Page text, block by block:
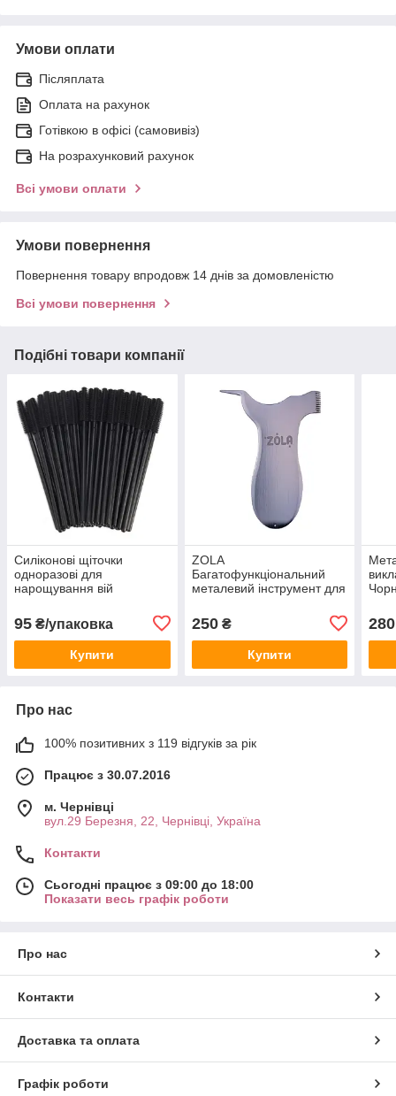
Умови оплати
Післяплата
Оплата на рахунок
Готівкою в офісі (самовивіз)
На розрахунковий рахунок
Всі умови оплати
Умови повернення
Повернення товару впродовж 14 днів за домовленістю
Всі умови повернення
Подібні товари компанії
Силіконові щіточки
одноразові для
нарощування вій
чорною ручкою, 50 шт.
95 ₴/упаковка
Купити
ZOLA
Багатофункціональний
металевий інструмент для
(аплікатор для вій) |
Срібний
250₴
Купити
280
Про нас
100% позитивних з 119 відгуків за рік
Працює з 30.07.2016
м. Чернівці
вул.29 Березня, 22, Чернівці, Україна
Контакти
Сьогодні працює з 09:00 до 18:00
Показати весь графік роботи
Про нас
Контакти
Доставка та оплата
Графік роботи